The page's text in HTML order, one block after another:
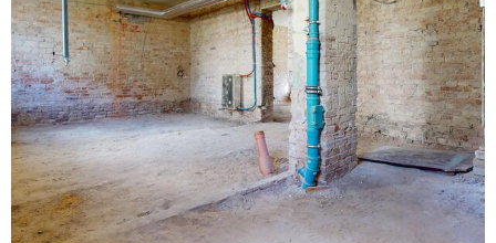
Zobacz wszystkie